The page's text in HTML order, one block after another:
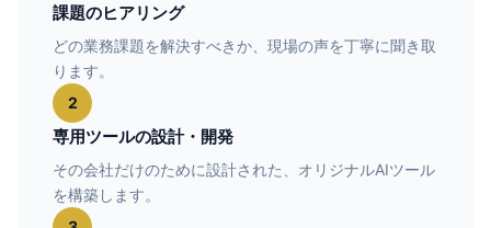
課題のヒアリング
どの業務課題を解決すべきか、現場の声を丁寧に聞き取
ります。
2
専用ツールの設計・開発
その会社だけのために設計された、オリジナルAIツール
を構築します。